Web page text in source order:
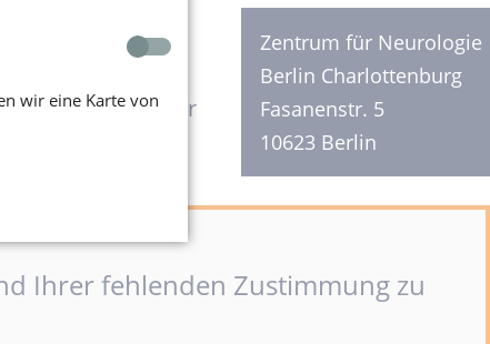
FREITAG
8:30 - 12:30 Uhr
Zentrum für Neurologie
Berlin Charlottenburg
Fasanenstr. 5
10623 Berlin
Ihrer fehlenden Zustimmung zu
wir eine Karte von